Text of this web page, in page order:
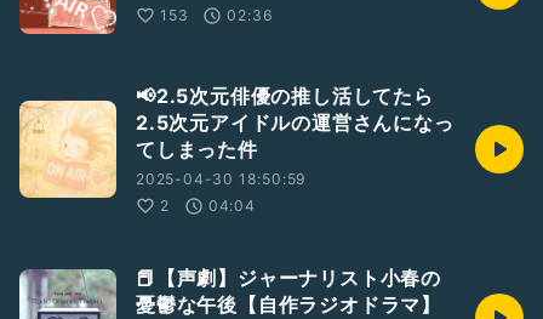
153
02:36
📢2.5次元俳優の推し活してたら
2.5次元アイドルの運営さんになっ
てしまった件
2025-04-30 18:50:59
2
04:04
📕【声劇】ジャーナリスト小春の
憂鬱な午後【自作ラジオドラマ】